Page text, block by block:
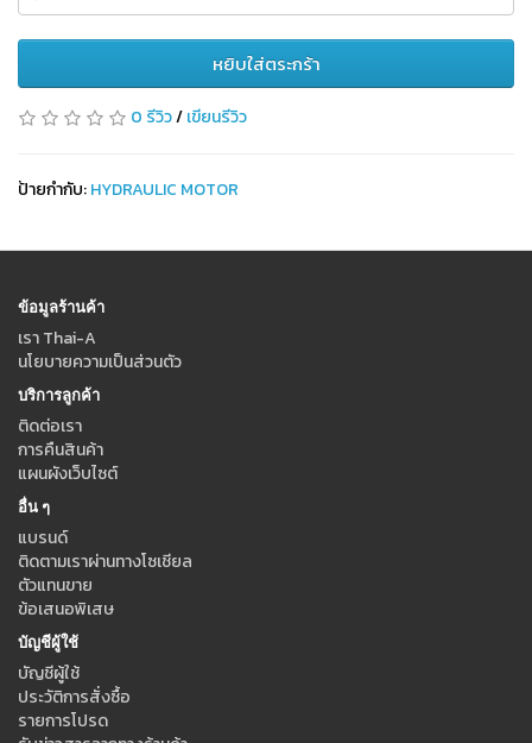
หยิบใส่ตระกร้า
0 รีวิว/เขียนรีวิว
ป้ายกำกับ:HYDRAULIC MOTOR
ข้อมูลร้านค้า
เรา Thai-A
นโยบายความเป็นส่วนตัว
บริการลูกค้า
ติดต่อเรา
การคืนสินค้า
แผนผังเว็บไซต์
อื่น ๆ
แบรนด์
ติดตามเราผ่านทางโซเชียล
ตัวแทนขาย
ข้อเสนอพิเสษ
บัญชีผู้ใช้
บัญชีผู้ใช้
ประวัติการสั่งซื้อ
รายการโปรด